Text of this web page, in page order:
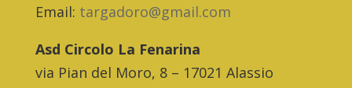
Email: targadoro@gmail.com
Asd Circolo La Fenarina
via Pian del Moro, 8 – 17021 Alassio